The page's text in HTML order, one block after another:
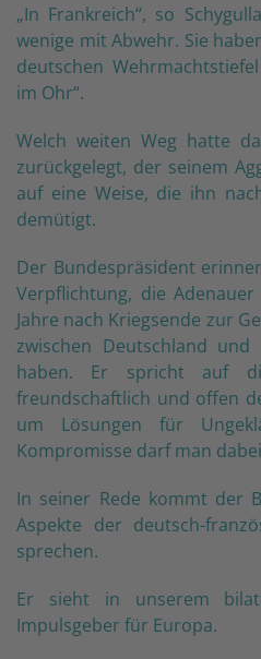
„In Frankreich“, so
wenige mit Abwehr. Sie
deutschen
im Ohr“.
Welch weiten Weg hatte
zurückgelegt, der seinem
auf eine Weise, die ihn
demütigt.
Der Bundespräsident
Verpflichtung, die
Jahre nach Kriegsende zur
zwischen Deutschland und
haben. Er spricht auf
freundschaftlich und offen
um Lösungen für
Kompromisse darf man
In seiner Rede kommt der
Aspekte der deutsch-
sprechen.
Er sieht in unserem
Impulsgeber für Europa.